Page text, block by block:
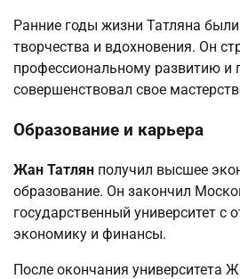
Ранние годы жизни Татляна
творчества и вдохновения. Он
профессиональному развитию и
совершенствовал свое
Образование и карьера
Жан Татлян получил высшее
образование. Он закончил
государственный университет с
экономику и финансы.
После окончания университета